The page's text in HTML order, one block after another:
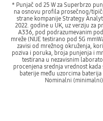
* Punjač od 25 W za Superbrzo
na osnovu profila prosečnog/
strane kompanije Strategy
2022. godine u UK, uz verziju za
A336, pod podrazumevanim
mreže (NIJE testirano pod 5G
zavisi od mrežnog okruženja,
poziva i poruka, broja punjenja i
testirana u nezavisnim
procenjena srednja vrednost
baterije među uzorcima
Nominalni